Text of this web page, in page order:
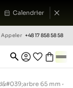
Calendrier
Appeler +48 17 858 58 58
65 mm